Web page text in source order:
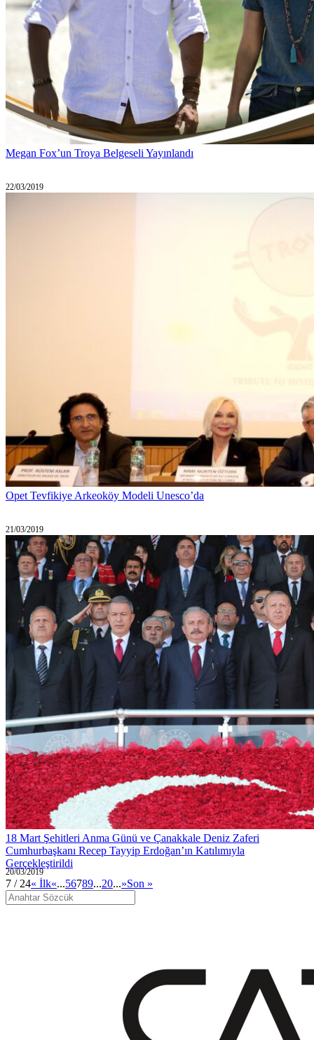
Megan Fox’un Troya Belgeseli Yayınlandı
22/03/2019
Opet Tevfikiye Arkeoköy Modeli Unesco’da
21/03/2019
18 Mart Şehitleri Anma Günü ve Çanakkale Deniz Zaferi
Cumhurbaşkanı Recep Tayyip Erdoğan’ın Katılımıyla
Gerçekleştirildi
20/03/2019
7 / 24« İlk«...56789...20...»Son »